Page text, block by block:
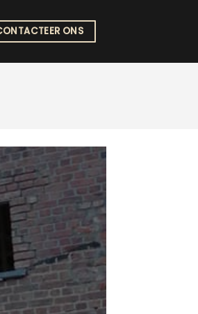
ONS